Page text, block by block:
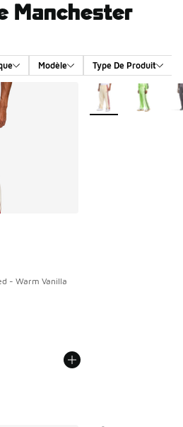
Manchester
Modèle Type De Produit
- Warm Vanilla
Plus de couleurs